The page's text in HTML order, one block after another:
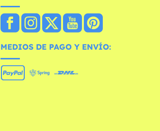
MEDIOS DE PAGO Y ENVÍO: